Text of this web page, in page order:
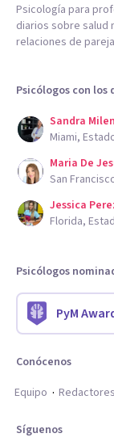
Psicología para
diarios sobre salud
relaciones de
Psicólogos con
Sandra
Miami,
Maria De
San
Jessica
Florida,
Psicólogos
PyM
Conócenos
Equipo
Redactores
Síguenos